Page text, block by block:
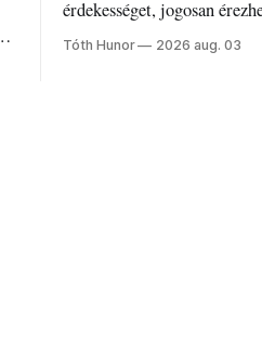
érdekességet, jogosan
valami elmaradt.
Tóth Hunor 2026 aug. 03